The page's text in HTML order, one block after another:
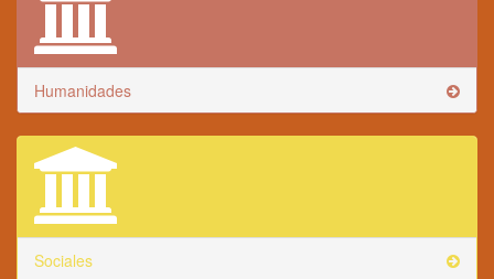
Humanidades
Sociales